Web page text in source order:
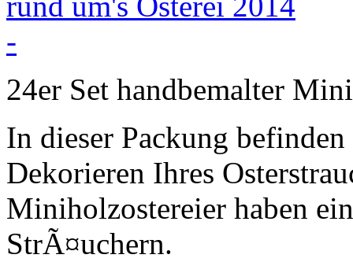
24er Set handbemalter
In dieser Packung
Dekorieren Ihres
Miniholzostereier haben
StrÃ¤uchern.